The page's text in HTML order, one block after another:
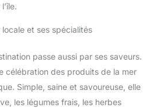
et ses spécialités
passe aussi par ses saveurs.
célébration des produits de la mer
Simple, saine et savoureuse, elle
les légumes frais, les herbes